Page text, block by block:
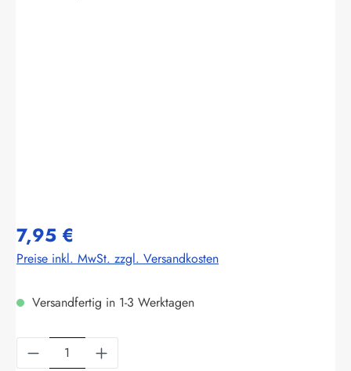
7,95 €
Preise inkl. MwSt. zzgl. Versandkosten
Versandfertig in 1-3 Werktagen
Produkt Anzahl: Gib den gewünschten